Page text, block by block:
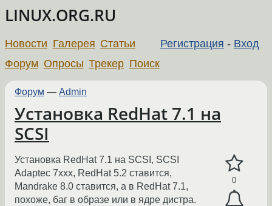
LINUX.ORG.RU
Регистрация - Вход
Новости Галерея Статьи
Форум Опросы Трекер Поиск
Форум — Admin
Установка RedHat 7.1 на
SCSI
0
Установка RedHat 7.1 на SCSI, SCSI
Adaptec 7xxx, RedHat 5.2 ставится,
Mandrake 8.0 ставится, а в RedHat 7.1,
похоже, баг в образе или в ядре дистра.